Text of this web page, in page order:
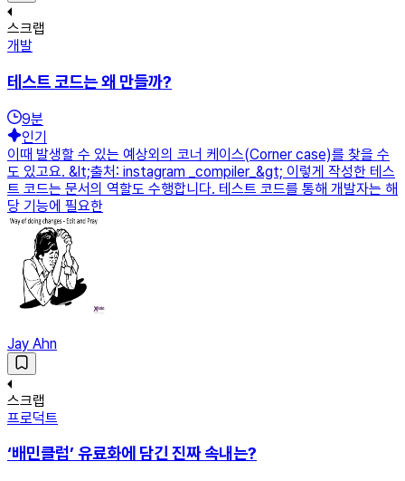
스크랩
개발
테스트 코드는 왜 만들까?
9분
인기
이때 발생할 수 있는 예상외의 코너 케이스(Corner case)를 찾을 수
도 있고요. &lt;출처: instagram _compiler_&gt; 이렇게 작성한 테스
트 코드는 문서의 역할도 수행합니다. 테스트 코드를 통해 개발자는 해
당 기능에 필요한
Jay Ahn
스크랩
프로덕트
‘배민클럽’ 유료화에 담긴 진짜 속내는?